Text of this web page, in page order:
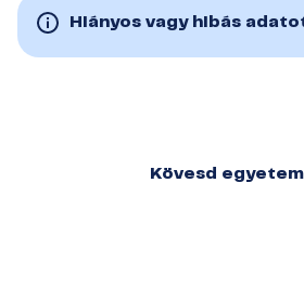
Hiányos vagy hibás
Kövesd